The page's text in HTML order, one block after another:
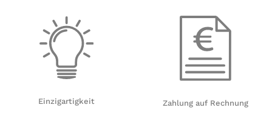
Einzigartigkeit Zahlung auf Rechnung